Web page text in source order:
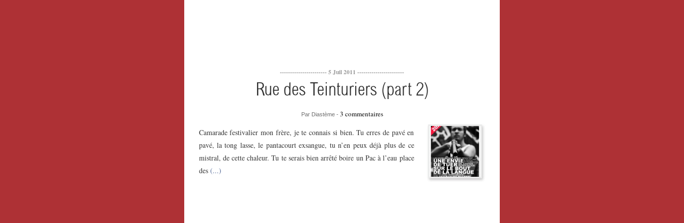
----------------------- 5 Juil 2011 -----------------------
Rue des Teinturiers (part 2)
Par Diastème - 3 commentaires
Camarade festivalier mon frère, je te connais si bien. Tu erres de pavé en
pavé, la tong lasse, le pantacourt exsangue, tu n’en peux déjà plus de ce
mistral, de cette chaleur. Tu te serais bien arrêté boire un Pac à l’eau place
des (...)